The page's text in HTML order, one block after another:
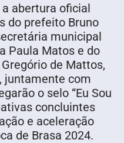
abertura oficial
do prefeito Bruno
municipal
Paula Matos e do
de Mattos,
juntamente com
o selo “Eu Sou
concluintes
e aceleração
de Brasa 2024.